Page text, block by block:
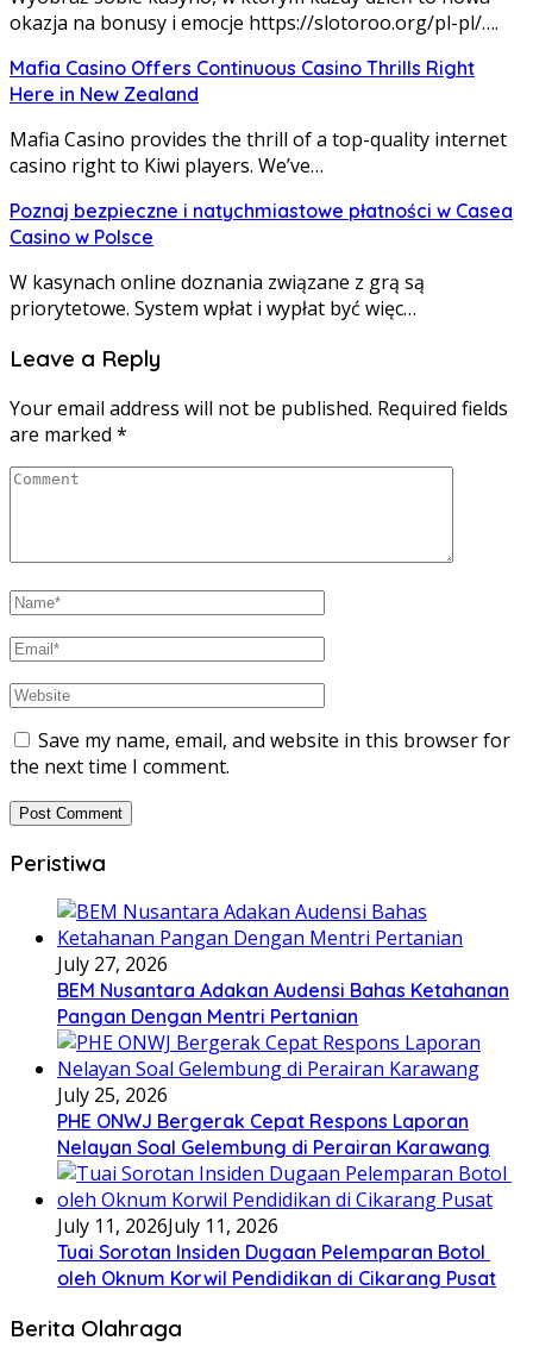
okazja na bonusy i emocje https://slotoroo.org/pl-pl/….
Mafia Casino Offers Continuous Casino Thrills Right
Here in New Zealand
Mafia Casino provides the thrill of a top-quality internet
casino right to Kiwi players. We’ve…
Poznaj bezpieczne i natychmiastowe płatności w Casea
Casino w Polsce
W kasynach online doznania związane z grą są
priorytetowe. System wpłat i wypłat być więc…
Leave a Reply
Your email address will not be published. Required fields
are marked *
Save my name, email, and website in this browser for
the next time I comment.
Peristiwa
July 27, 2026
BEM Nusantara Adakan Audensi Bahas Ketahanan
Pangan Dengan Mentri Pertanian
July 25, 2026
PHE ONWJ Bergerak Cepat Respons Laporan
Nelayan Soal Gelembung di Perairan Karawang
July 11, 2026July 11, 2026
Tuai Sorotan Insiden Dugaan Pelemparan Botol
oleh Oknum Korwil Pendidikan di Cikarang Pusat
Berita Olahraga